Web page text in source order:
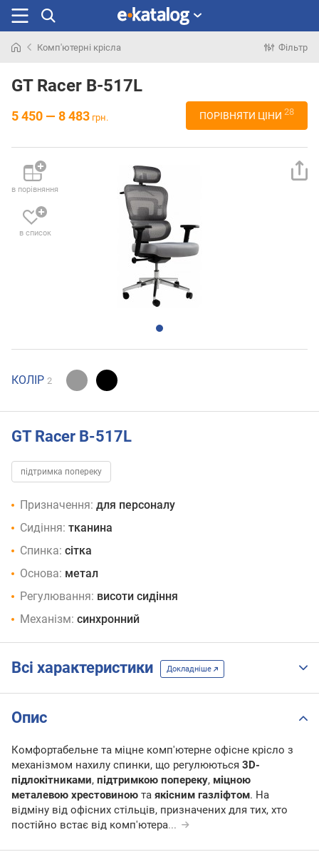
раніше
Комп'ютерні крісла Фільтр
GT Racer B-517L
5 450 — 8 483 грн. ПОРІВНЯТИ ЦІНИ 28
в порівняння
в список
КОЛІР 2
GT Racer B-517L
підтримка попереку
Призначення: для персоналу
Сидіння: тканина
Спинка: сітка
Основа: метал
Регулювання: висоти сидіння
Механізм: синхронний
Всі характеристики Докладніше
Опис
Комфортабельне та міцне комп'ютерне офісне крісло з
механізмом нахилу спинки, що регулюються 3D-
підлокітниками, підтримкою попереку, міцною
металевою хрестовиною та якісним газліфтом. На
відміну від офісних стільців, призначених для тих, хто
постійно встає від комп'ютера...